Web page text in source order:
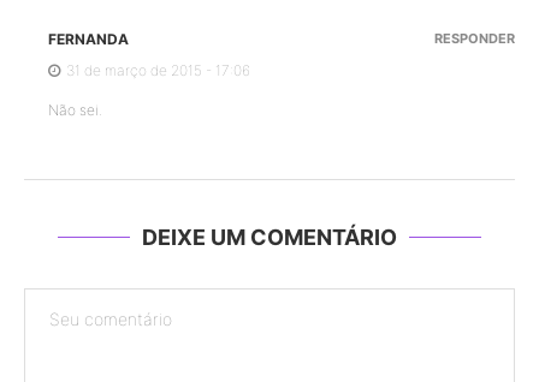
FERNANDA
31 de março de 2015 - 17:06
Não sei.
RESPONDER
DEIXE UM COMENTÁRIO